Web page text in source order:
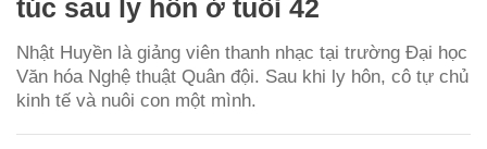
túc sau ly hôn ở tuổi 42
Nhật Huyền là giảng viên thanh nhạc tại trường Đại học
Văn hóa Nghệ thuật Quân đội. Sau khi ly hôn, cô tự chủ
kinh tế và nuôi con một mình.